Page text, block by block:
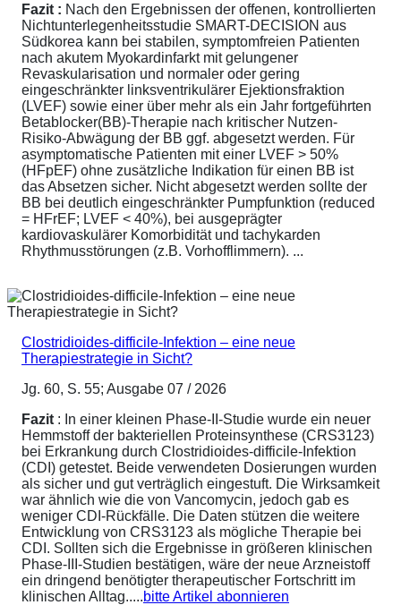
Fazit : Nach den Ergebnissen der offenen, kontrollierten
Nichtunterlegenheitsstudie SMART-DECISION aus
Südkorea kann bei stabilen, symptomfreien Patienten
nach akutem Myokardinfarkt mit gelungener
Revaskularisation und normaler oder gering
eingeschränkter linksventrikulärer Ejektionsfraktion
(LVEF) sowie einer über mehr als ein Jahr fortgeführten
Betablocker(BB)-Therapie nach kritischer Nutzen-
Risiko-Abwägung der BB ggf. abgesetzt werden. Für
asymptomatische Patienten mit einer LVEF > 50%
(HFpEF) ohne zusätzliche Indikation für einen BB ist
das Absetzen sicher. Nicht abgesetzt werden sollte der
BB bei deutlich eingeschränkter Pumpfunktion (reduced
= HFrEF; LVEF < 40%), bei ausgeprägter
kardiovaskulärer Komorbidität und tachykarden
Rhythmusstörungen (z.B. Vorhofflimmern). ...
Clostridioides-difficile-Infektion – eine neue
Therapiestrategie in Sicht?
Jg. 60, S. 55; Ausgabe 07 / 2026
Fazit : In einer kleinen Phase-II-Studie wurde ein neuer
Hemmstoff der bakteriellen Proteinsynthese (CRS3123)
bei Erkrankung durch Clostridioides-difficile-Infektion
(CDI) getestet. Beide verwendeten Dosierungen wurden
als sicher und gut verträglich eingestuft. Die Wirksamkeit
war ähnlich wie die von Vancomycin, jedoch gab es
weniger CDI-Rückfälle. Die Daten stützen die weitere
Entwicklung von CRS3123 als mögliche Therapie bei
CDI. Sollten sich die Ergebnisse in größeren klinischen
Phase-III-Studien bestätigen, wäre der neue Arzneistoff
ein dringend benötigter therapeutischer Fortschritt im
klinischen Alltag.....bitte Artikel abonnieren